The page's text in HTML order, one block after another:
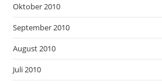
Oktober 2010
September 2010
August 2010
Juli 2010